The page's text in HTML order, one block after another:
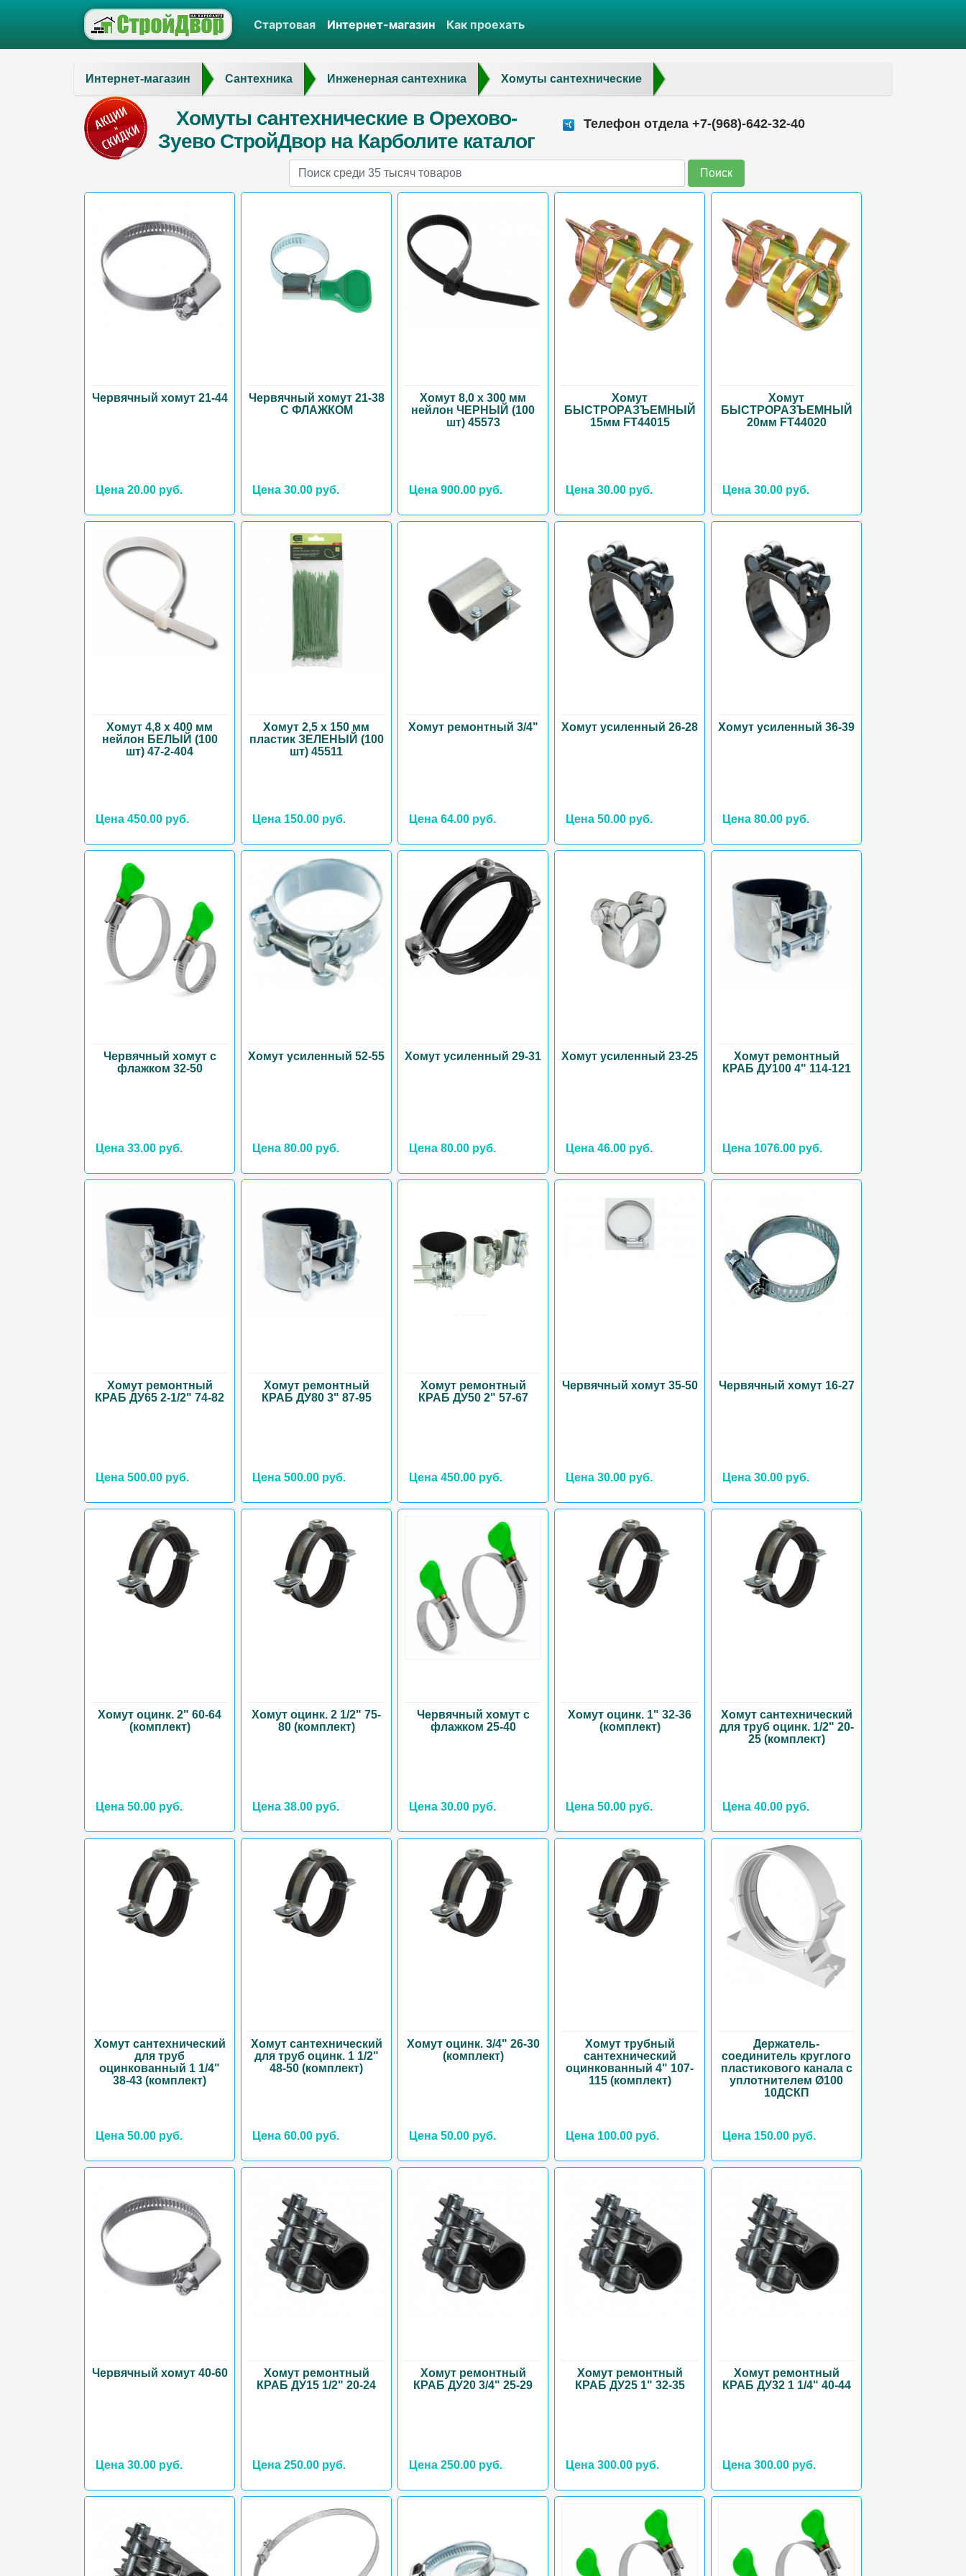
Стартовая Интернет-магазин Как проехать
Интернет-магазин Сантехника Инженерная сантехника Хомуты сантехнические
Хомуты сантехнические в Орехово-
Зуево СтройДвор на Карболите каталог
Телефон отдела +7-(968)-642-32-40
Поиск
Червячный хомут 21-44
Цена 20.00 руб.
Червячный хомут 21-38
С ФЛАЖКОМ
Цена 30.00 руб.
Хомут 8,0 х 300 мм
нейлон ЧЕРНЫЙ (100
шт) 45573
Цена 900.00 руб.
Хомут
БЫСТРОРАЗЪЕМНЫЙ
15мм FT44015
Цена 30.00 руб.
Хомут
БЫСТРОРАЗЪЕМНЫЙ
20мм FT44020
Цена 30.00 руб.
Хомут 4,8 х 400 мм
нейлон БЕЛЫЙ (100
шт) 47-2-404
Цена 450.00 руб.
Хомут 2,5 х 150 мм
пластик ЗЕЛЕНЫЙ (100
шт) 45511
Цена 150.00 руб.
Хомут ремонтный 3/4"
Цена 64.00 руб.
Хомут усиленный 26-28
Цена 50.00 руб.
Хомут усиленный 36-39
Цена 80.00 руб.
Червячный хомут с
флажком 32-50
Цена 33.00 руб.
Хомут усиленный 52-55
Цена 80.00 руб.
Хомут усиленный 29-31
Цена 80.00 руб.
Хомут усиленный 23-25
Цена 46.00 руб.
Хомут ремонтный
КРАБ ДУ100 4" 114-121
Цена 1076.00 руб.
Хомут ремонтный
КРАБ ДУ65 2-1/2" 74-82
Цена 500.00 руб.
Хомут ремонтный
КРАБ ДУ80 3" 87-95
Цена 500.00 руб.
Хомут ремонтный
КРАБ ДУ50 2" 57-67
Цена 450.00 руб.
Червячный хомут 35-50
Цена 30.00 руб.
Червячный хомут 16-27
Цена 30.00 руб.
Хомут оцинк. 2" 60-64
(комплект)
Цена 50.00 руб.
Хомут оцинк. 2 1/2" 75-
80 (комплект)
Цена 38.00 руб.
Червячный хомут с
флажком 25-40
Цена 30.00 руб.
Хомут оцинк. 1" 32-36
(комплект)
Цена 50.00 руб.
Хомут сантехнический
для труб оцинк. 1/2" 20-
25 (комплект)
Цена 40.00 руб.
Хомут сантехнический
для труб
оцинкованный 1 1/4"
38-43 (комплект)
Цена 50.00 руб.
Хомут сантехнический
для труб оцинк. 1 1/2"
48-50 (комплект)
Цена 60.00 руб.
Хомут оцинк. 3/4" 26-30
(комплект)
Цена 50.00 руб.
Хомут трубный
сантехнический
оцинкованный 4" 107-
115 (комплект)
Цена 100.00 руб.
Держатель-
соединитель круглого
пластикового канала с
уплотнителем Ø100
10ДСКП
Цена 150.00 руб.
Червячный хомут 40-60
Цена 30.00 руб.
Хомут ремонтный
КРАБ ДУ15 1/2" 20-24
Цена 250.00 руб.
Хомут ремонтный
КРАБ ДУ20 3/4" 25-29
Цена 250.00 руб.
Хомут ремонтный
КРАБ ДУ25 1" 32-35
Цена 300.00 руб.
Хомут ремонтный
КРАБ ДУ32 1 1/4" 40-44
Цена 300.00 руб.